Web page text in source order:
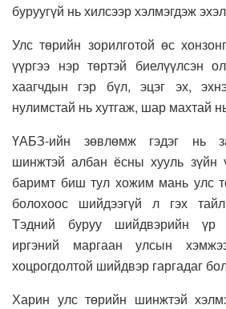
буруугүй нь хилсээр хэлмэгдэж
Улс төрийн зорилготой өс
үүргээ нэр төртэй биелүүлсэн
хаагчдын гэр бүл, эцэг эх,
нулимстай нь хутгаж, шар махтай
ҮАБЗ-ийн зөвлөмж гэдэг нь
шинжтэй албан ёсны хууль зүйн
баримт биш тул хожим мань улс
болохоос шийдээгүй л гэх
Тэдний буруу шийдвэрийн үр
иргэний маргаан улсын
хоцрогдолтой шийдвэр гаргадаг
Харин улс төрийн шинжтэй